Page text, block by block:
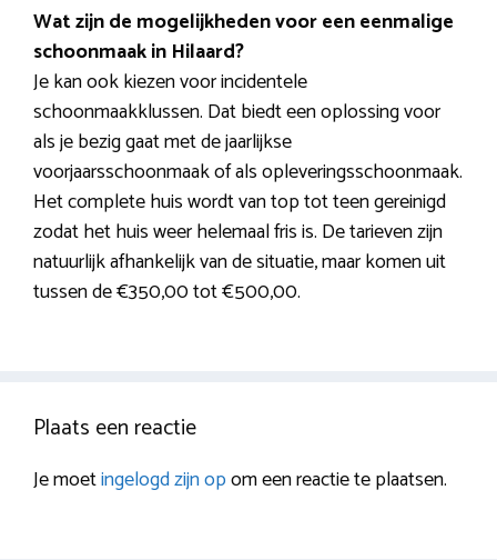
Wat zijn de mogelijkheden voor een eenmalige
schoonmaak in Hilaard?
Je kan ook kiezen voor incidentele
schoonmaakklussen. Dat biedt een oplossing voor
als je bezig gaat met de jaarlijkse
voorjaarsschoonmaak of als opleveringsschoonmaak.
Het complete huis wordt van top tot teen gereinigd
zodat het huis weer helemaal fris is. De tarieven zijn
natuurlijk afhankelijk van de situatie, maar komen uit
tussen de €350,00 tot €500,00.
Plaats een reactie
Je moetingelogd zijn opom een reactie te plaatsen.